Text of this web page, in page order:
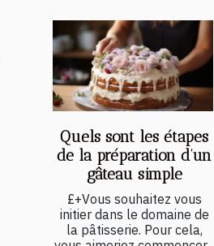
Quels sont les étapes
de la préparation d’un
gâteau simple
£+Vous souhaitez vous
initier dans le domaine de
la pâtisserie. Pour cela,